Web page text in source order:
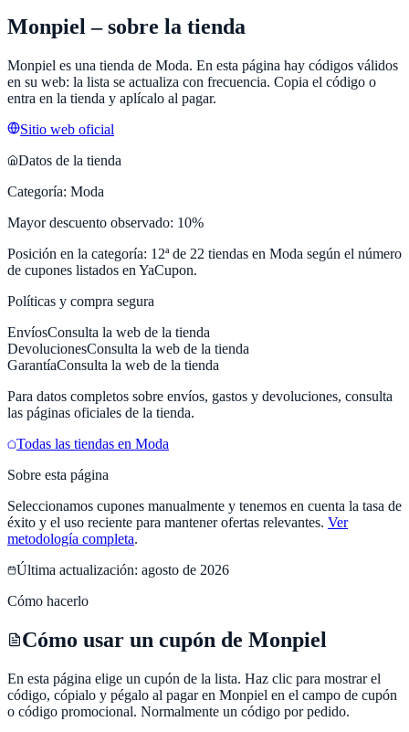
Monpiel – sobre la tienda
Monpiel es una tienda de Moda. En esta página hay códigos válidos
en su web: la lista se actualiza con frecuencia. Copia el código o
entra en la tienda y aplícalo al pagar.
Sitio web oficial
Datos de la tienda
Categoría: Moda
Mayor descuento observado: 10%
Posición en la categoría: 12ª de 22 tiendas en Moda según el número
de cupones listados en YaCupon.
Políticas y compra segura
EnvíosConsulta la web de la tienda
DevolucionesConsulta la web de la tienda
GarantíaConsulta la web de la tienda
Para datos completos sobre envíos, gastos y devoluciones, consulta
las páginas oficiales de la tienda.
Todas las tiendas en Moda
Sobre esta página
Seleccionamos cupones manualmente y tenemos en cuenta la tasa de
éxito y el uso reciente para mantener ofertas relevantes. Ver
metodología completa.
Última actualización: agosto de 2026
Cómo hacerlo
Cómo usar un cupón de Monpiel
En esta página elige un cupón de la lista. Haz clic para mostrar el
código, cópialo y pégalo al pagar en Monpiel en el campo de cupón
o código promocional. Normalmente un código por pedido.